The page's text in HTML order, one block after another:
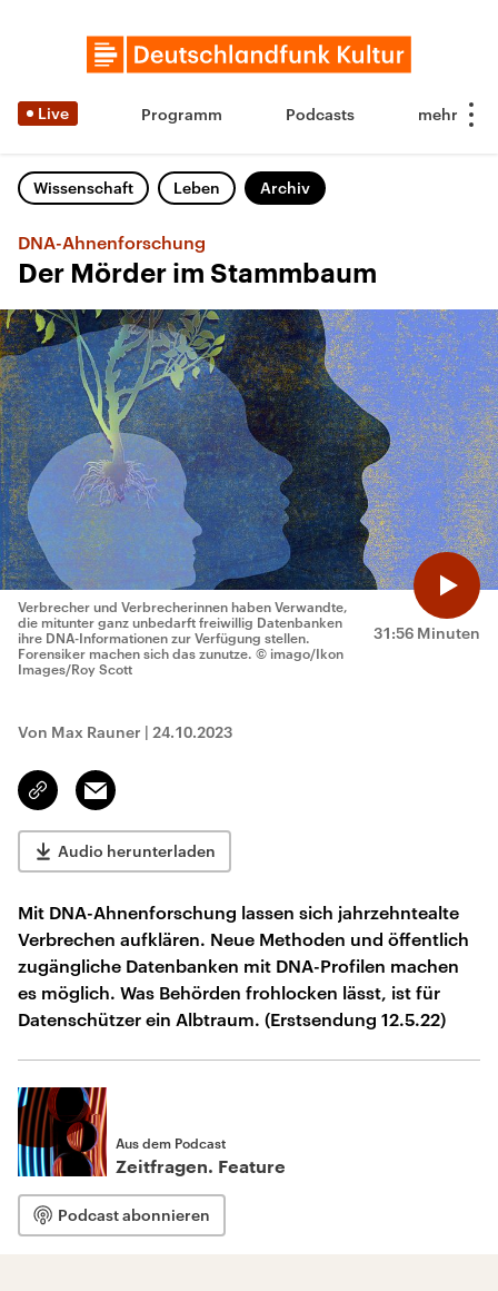
Live Programm Podcasts
Wissenschaft Leben Archiv
DNA-Ahnenforschung
Der Mörder im Stammbaum
31:56 Minuten
Verbrecher und Verbrecherinnen haben Verwandte,
die mitunter ganz unbedarft freiwillig Datenbanken
ihre DNA-Informationen zur Verfügung stellen.
Forensiker machen sich das zunutze. © imago/Ikon
Images/Roy Scott
Von Max Rauner | 24.10.2023
Link
kopieren/teilen
Email
Audio herunterladen
Mit DNA-Ahnenforschung lassen sich jahrzehntealte
Verbrechen aufklären. Neue Methoden und öffentlich
zugängliche Datenbanken mit DNA-Profilen machen
es möglich. Was Behörden frohlocken lässt, ist für
Datenschützer ein Albtraum. (Erstsendung 12.5.22)
Aus dem Podcast
Zeitfragen. Feature
Podcast abonnieren